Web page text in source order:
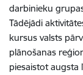
darbinieku
Tādējādi
kursus valsts
plānošanas
piesaistot augsta